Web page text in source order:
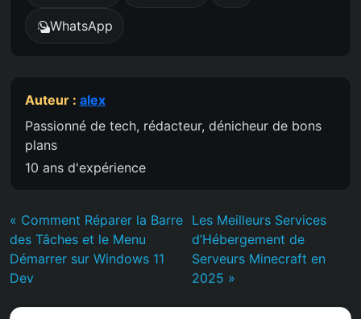
WhatsApp
Auteur : alex
Passionné de tech, rédacteur, dénicheur de bons
plans
10 ans d'expérience
« Comment Réparer la Barre
des Tâches et le Menu
Démarrer sur Windows 11
Dev
Les Meilleurs Services
d’Hébergement de
Serveurs Minecraft en
2025 »